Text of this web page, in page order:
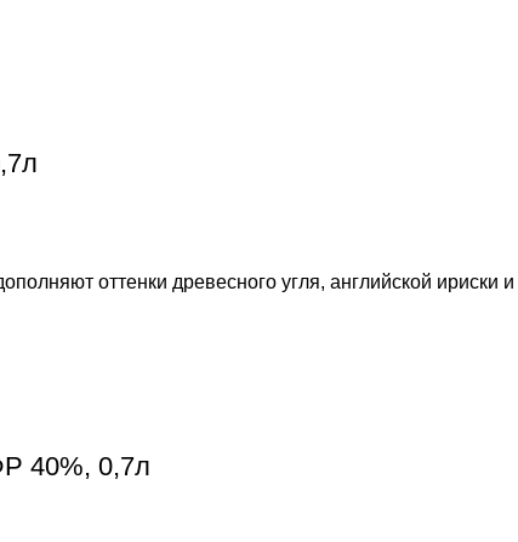
оттенки древесного угля, английской
40%, 0,7л